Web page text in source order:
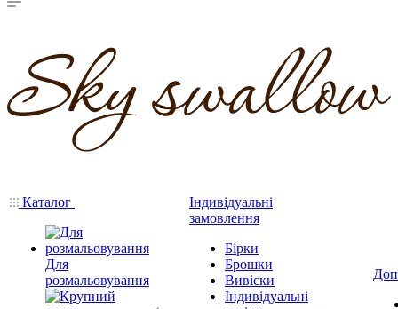
Каталог
Для
розмальовування
Індивідуальні
замовлення
Бірки
Брошки
Вивіски
Індивідуальні